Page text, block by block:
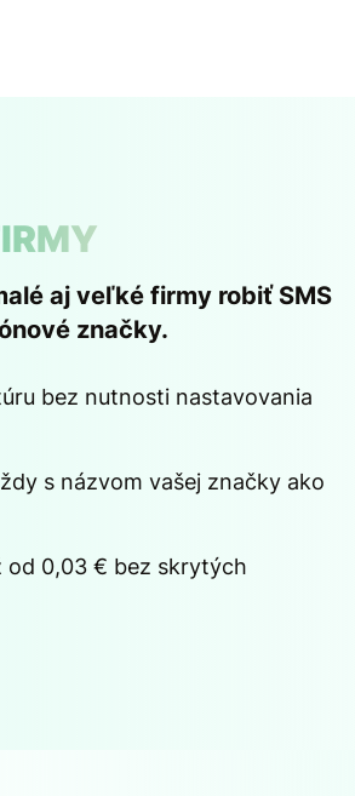
aj veľké firmy robiť SMS
značky.
bez nutnosti nastavovania
s názvom vašej značky ako
od 0,03 € bez skrytých